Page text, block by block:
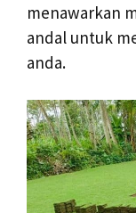
menawarkan
andal untuk
anda.